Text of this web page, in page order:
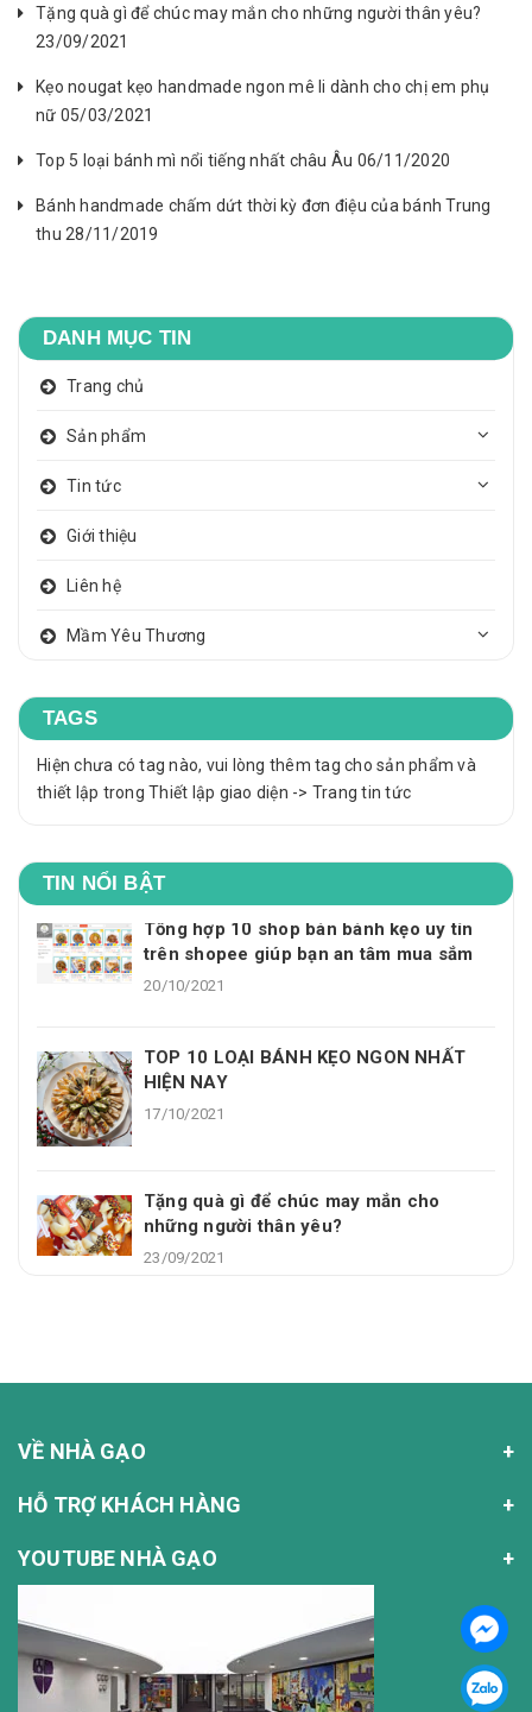
Tặng quà gì để chúc may mắn cho những người thân yêu?
23/09/2021
Kẹo nougat kẹo handmade ngon mê li dành cho chị em phụ
nữ 05/03/2021
Top 5 loại bánh mì nổi tiếng nhất châu Âu 06/11/2020
Bánh handmade chấm dứt thời kỳ đơn điệu của bánh Trung
thu 28/11/2019
DANH MỤC TIN
Trang chủ
Sản phẩm
Tin tức
Giới thiệu
Liên hệ
Mầm Yêu Thương
TAGS
Hiện chưa có tag nào, vui lòng thêm tag cho sản phẩm và
thiết lập trong Thiết lập giao diện -> Trang tin tức
TIN NỔI BẬT
Tổng hợp 10 shop bán bánh kẹo uy tín
trên shopee giúp bạn an tâm mua sắm
20/10/2021
TOP 10 LOẠI BÁNH KẸO NGON NHẤT
HIỆN NAY
17/10/2021
Tặng quà gì để chúc may mắn cho
những người thân yêu?
23/09/2021
VỀ NHÀ GẠO
HỖ TRỢ KHÁCH HÀNG
YOUTUBE NHÀ GẠO